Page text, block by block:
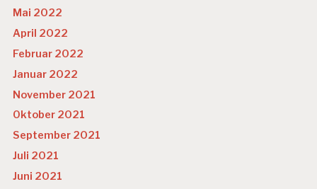
Mai 2022
April 2022
Februar 2022
Januar 2022
November 2021
Oktober 2021
September 2021
Juli 2021
Juni 2021